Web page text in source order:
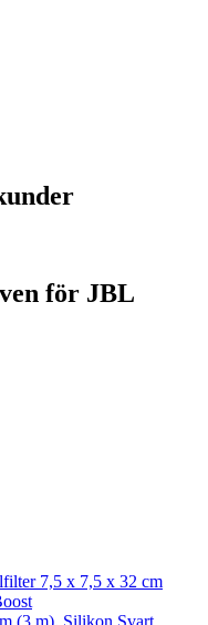
för JBL
7,5 x 7,5 x 32 cm